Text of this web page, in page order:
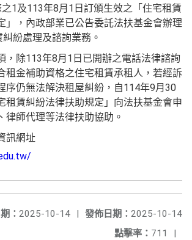
1及113年8月1日訂頒生效之「住宅租賃
」，內政部業已公告委託法扶基金會辦理
紛處理及諮詢業務。
，除113年8月1日已開辦之電話法律諮詢
租金補助資格之住宅租賃承租人，若經訴
序仍無法解決租屋糾紛，自114年9月30
租賃糾紛法律扶助規定」向法扶基金會申
律師代理等法律扶助協助。
訊網址
發佈日期： 2025-10-14
： 2025-10-14
|
點擊率： 711 |